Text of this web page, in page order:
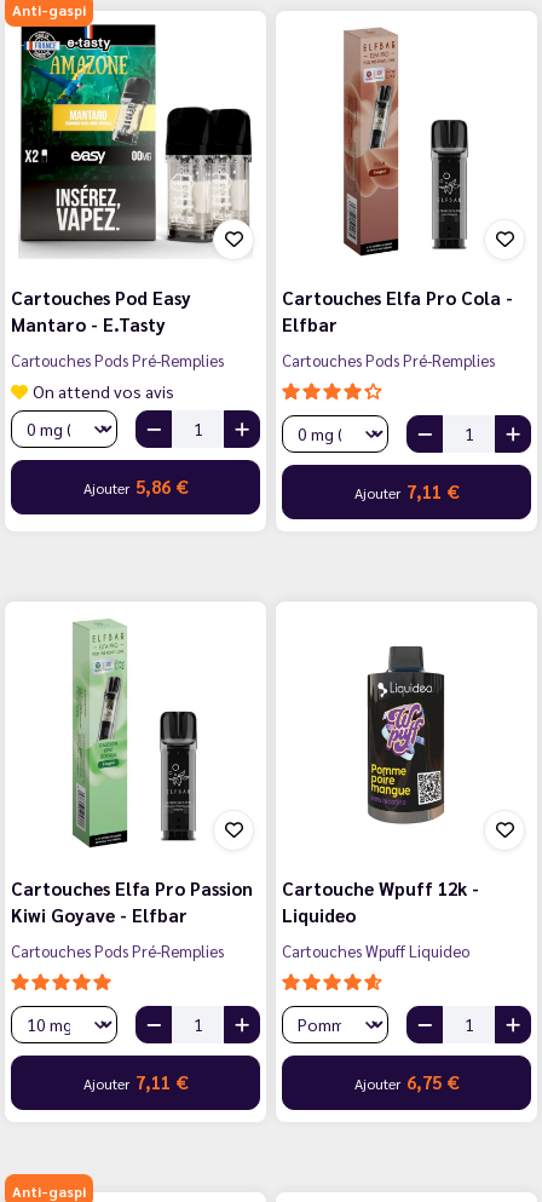
Anti-gaspi
Cartouches Pod Easy
Mantaro - E.Tasty
Cartouches Pods Pré-Remplies
On attend vos avis
Ajouter 5,86 €
Cartouches Elfa Pro Cola -
Elfbar
Cartouches Pods Pré-Remplies
Ajouter 7,11 €
Cartouches Elfa Pro Passion
Kiwi Goyave - Elfbar
Cartouches Pods Pré-Remplies
Ajouter 7,11 €
Cartouche Wpuff 12k -
Liquideo
Cartouches Wpuff Liquideo
Ajouter 6,75 €
Anti-gaspi